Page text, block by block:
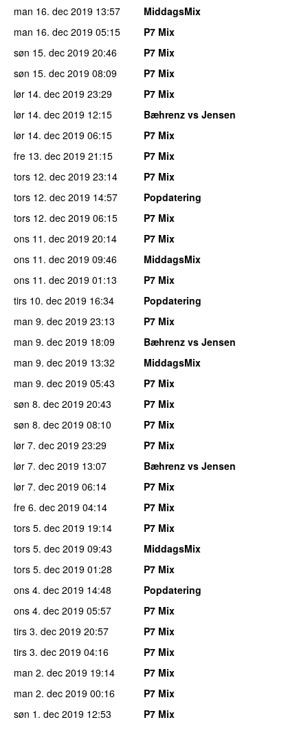
man 16. dec 2019 13:57
MiddagsMix
man 16. dec 2019 05:15
P7 Mix
søn 15. dec 2019 20:46
P7 Mix
søn 15. dec 2019 08:09
P7 Mix
lør 14. dec 2019 23:29
P7 Mix
lør 14. dec 2019 12:15
Bæhrenz vs Jensen
lør 14. dec 2019 06:15
P7 Mix
fre 13. dec 2019 21:15
P7 Mix
tors 12. dec 2019 23:14
P7 Mix
tors 12. dec 2019 14:57
Popdatering
tors 12. dec 2019 06:15
P7 Mix
ons 11. dec 2019 20:14
P7 Mix
ons 11. dec 2019 09:46
MiddagsMix
ons 11. dec 2019 01:13
P7 Mix
tirs 10. dec 2019 16:34
Popdatering
man 9. dec 2019 23:13
P7 Mix
man 9. dec 2019 18:09
Bæhrenz vs Jensen
man 9. dec 2019 13:32
MiddagsMix
man 9. dec 2019 05:43
P7 Mix
søn 8. dec 2019 20:43
P7 Mix
søn 8. dec 2019 08:10
P7 Mix
lør 7. dec 2019 23:29
P7 Mix
lør 7. dec 2019 13:07
Bæhrenz vs Jensen
lør 7. dec 2019 06:14
P7 Mix
fre 6. dec 2019 04:14
P7 Mix
tors 5. dec 2019 19:14
P7 Mix
tors 5. dec 2019 09:43
MiddagsMix
tors 5. dec 2019 01:28
P7 Mix
ons 4. dec 2019 14:48
Popdatering
ons 4. dec 2019 05:57
P7 Mix
tirs 3. dec 2019 20:57
P7 Mix
tirs 3. dec 2019 04:16
P7 Mix
man 2. dec 2019 19:14
P7 Mix
man 2. dec 2019 00:16
P7 Mix
søn 1. dec 2019 12:53
P7 Mix